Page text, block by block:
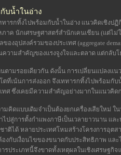
บน้ำในอ่าง
ารกทิ้งไปพร้อมกับน้ำในอ่าง แนวคิดเชิงป
าค นักเศรษฐศาสตร์สำนักเคนเชียน (แต่ไม่
องอุปสงค์รวมของประเทศ (aggregate
วามสำคัญของแรงจูงใจและตลาด แต่กลับ
ตามรอยเดียวกัน ดังนั้น การเปลี่ยนแปลงแ
ตที่เน้นการส่งออก จึงเททารกทิ้งไปพร้อมกั
ศ ซึ่งเคยมีความสำคัญอย่างมากในแนวคิด
มคิดแบบเดิมจำเป็นต้องยกเครื่องเสียใหม่
ำไปสู่การตั้งกำแพงภาษีเป็นเวลายาวนาน
าติได้ หลายประเทศโหมสร้างโครงการอุต
กับเงื่อนไขของขนาดกับประสิทธิภาพ และ
รประเภทนี้จึงขาดทั้งเหตุผลในเชิงเศรษฐ